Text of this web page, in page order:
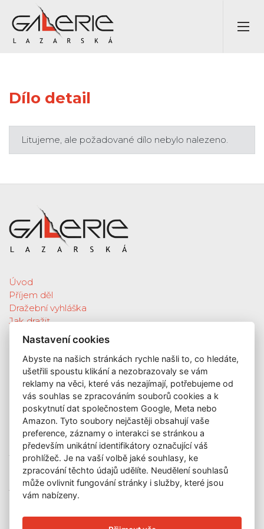
Dílo detail
Litujeme, ale požadované dílo nebylo nalezeno.
Úvod
Příjem děl
Dražební vyhláška
Jak dražit
Galerie
Katalog vydražených děl
O nás
GDPR
Kontakt
KONTAKT
GALERIE LAZARSKÁ
Lazarská 7
110 00 Praha 1
E-mail:
info@galerielazarska.cz
Telefon:
+420 222 523 739
Nastavení cookies
Abyste na našich stránkách rychle našli to, co hledáte,
ušetřili spoustu klikání a nezobrazovaly se vám
reklamy na věci, které vás nezajímají, potřebujeme od
vás souhlas se zpracováním souborů cookies a k
poskytnutí dat společnostem Google, Meta nebo
Amazon. Tyto soubory nejčastěji obsahují vaše
preference, záznamy o interakci se stránkou a
především unikátní identifikátory označující váš
prohlížeč. Je na vaší volbě jaké souhlasy, ke
zpracování těchto údajů udělíte. Neudělení souhlasů
může ovlivnit fungování stránky i služby, které jsou
vám nabízeny.